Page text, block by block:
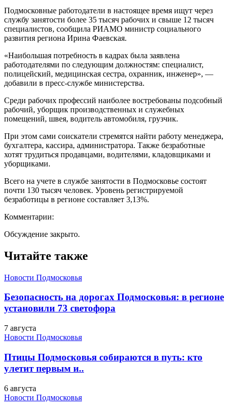
Подмосковные работодатели в настоящее время ищут через
службу занятости более 35 тысяч рабочих и свыше 12 тысяч
специалистов, сообщила РИАМО министр социального
развития региона Ирина Фаевская.
«Наибольшая потребность в кадрах была заявлена
работодателями по следующим должностям: специалист,
полицейский, медицинская сестра, охранник, инженер», —
добавили в пресс-службе министерства.
Среди рабочих профессий наиболее востребованы подсобный
рабочий, уборщик производственных и служебных
помещений, швея, водитель автомобиля, грузчик.
При этом сами соискатели стремятся найти работу менеджера,
бухгалтера, кассира, администратора. Также безработные
хотят трудиться продавцами, водителями, кладовщиками и
уборщиками.
Всего на учете в службе занятости в Подмосковье состоят
почти 130 тысяч человек. Уровень регистрируемой
безработицы в регионе составляет 3,13%.
Комментарии:
Обсуждение закрыто.
Читайте также
Новости Подмосковья
Безопасность на дорогах Подмосковья: в регионе
установили 73 светофора
7 августа
Новости Подмосковья
Птицы Подмосковья собираются в путь: кто
улетит первым и..
6 августа
Новости Подмосковья